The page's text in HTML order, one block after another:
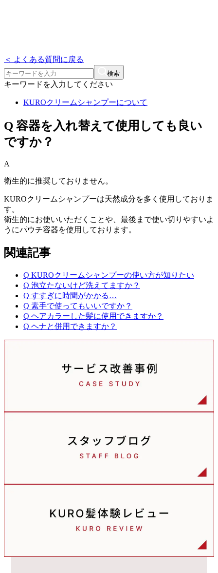
＜ よくある質問に戻る
検索
キーワードを入力してください
KUROクリームシャンプーについて
Q 容器を入れ替えて使用しても良い
ですか？
A
衛生的に推奨しておりません。
KUROクリームシャンプーは天然成分を多く使用しておりま
す。
衛生的にお使いいただくことや、最後まで使い切りやすいよ
うにパウチ容器を使用しております。
関連記事
Q KUROクリームシャンプーの使い方が知りたい
Q 泡立たないけど洗えてますか？
Q すすぎに時間がかかる…
Q 素手で使ってもいいですか？
Q ヘアカラーした髪に使用できますか？
Q ヘナと併用できますか？